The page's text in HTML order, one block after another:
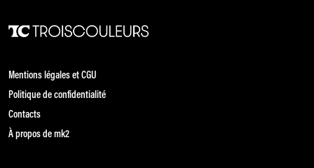
Mentions légales et CGU
Politique de confidentialité
Contacts
À propos de mk2